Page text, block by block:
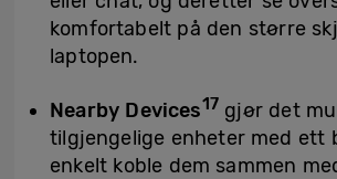
komfortabelt på den større
laptopen.
Nearby Devices17 gjør det
tilgjengelige enheter med ett
enkelt koble dem sammen